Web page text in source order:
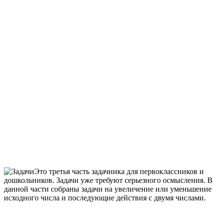
Это третья часть задачника для первоклассников и
дошкольников. Задачи уже требуют серьезного осмысления. В
данной части собраны задачи на увеличение или уменьшение
исходного числа и последующие действия с двумя числами.